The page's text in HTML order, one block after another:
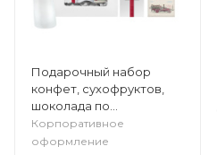
Подарочный набор
конфет, сухофруктов,
шоколада по
индивидуальному заказу
Корпоративное
оформление